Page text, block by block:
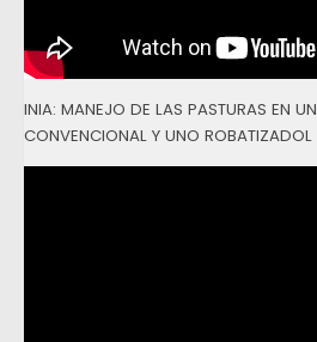
INIA: MANEJO DE LAS PASTURAS EN
CONVENCIONAL Y UNO ROBATIZADOL